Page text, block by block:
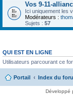
Vos 9-11-
Ici uniquement les
Modérateurs :
Sujets : 57
QUI EST EN LIGNE
Utilisateurs parcourant ce
Portail Index du
Développé